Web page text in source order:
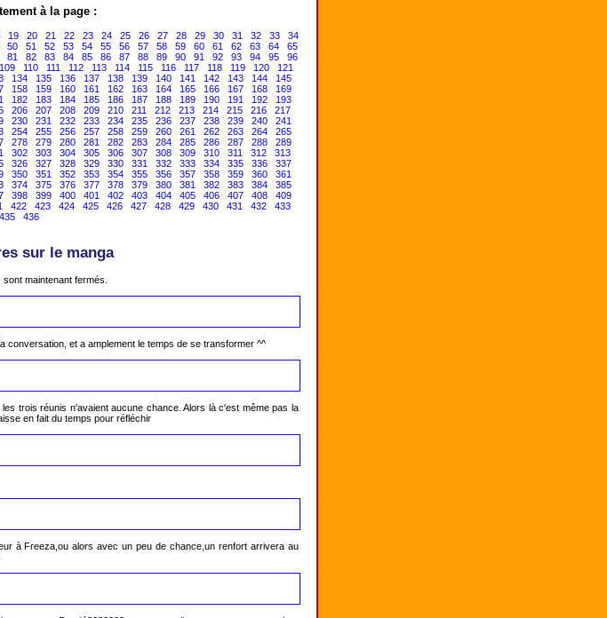
à la page :
19 20 21 22 23 24 25 26 27 28 29 30 31 32 33
34
50 51 52 53 54 55 56 57 58 59 60 61 62 63 64
65
81 82 83 84 85 86 87 88 89 90 91 92 93 94 95
96
109 110 111 112 113 114 115 116 117 118 119 120
121
134 135 136 137 138 139 140 141 142 143 144
145
158 159 160 161 162 163 164 165 166 167 168
169
182 183 184 185 186 187 188 189 190 191 192
193
206 207 208 209 210 211 212 213 214 215 216
217
230 231 232 233 234 235 236 237 238 239 240
241
254 255 256 257 258 259 260 261 262 263 264
265
278 279 280 281 282 283 284 285 286 287 288
289
302 303 304 305 306 307 308 309 310 311 312
313
326 327 328 329 330 331 332 333 334 335 336
337
350 351 352 353 354 355 356 357 358 359 360
361
374 375 376 377 378 379 380 381 382 383 384
385
398 399 400 401 402 403 404 405 406 407 408
409
422 423 424 425 426 427 428 429 430 431 432
433
435 436
sur le manga
sont maintenant fermés.
conversation, et a amplement le temps de se transformer ^^
trois réunis n'avaient aucune chance. Alors là c'est même pas la
en fait du temps pour réfléchir
à Freeza,ou alors avec un peu de chance,un renfort arrivera au